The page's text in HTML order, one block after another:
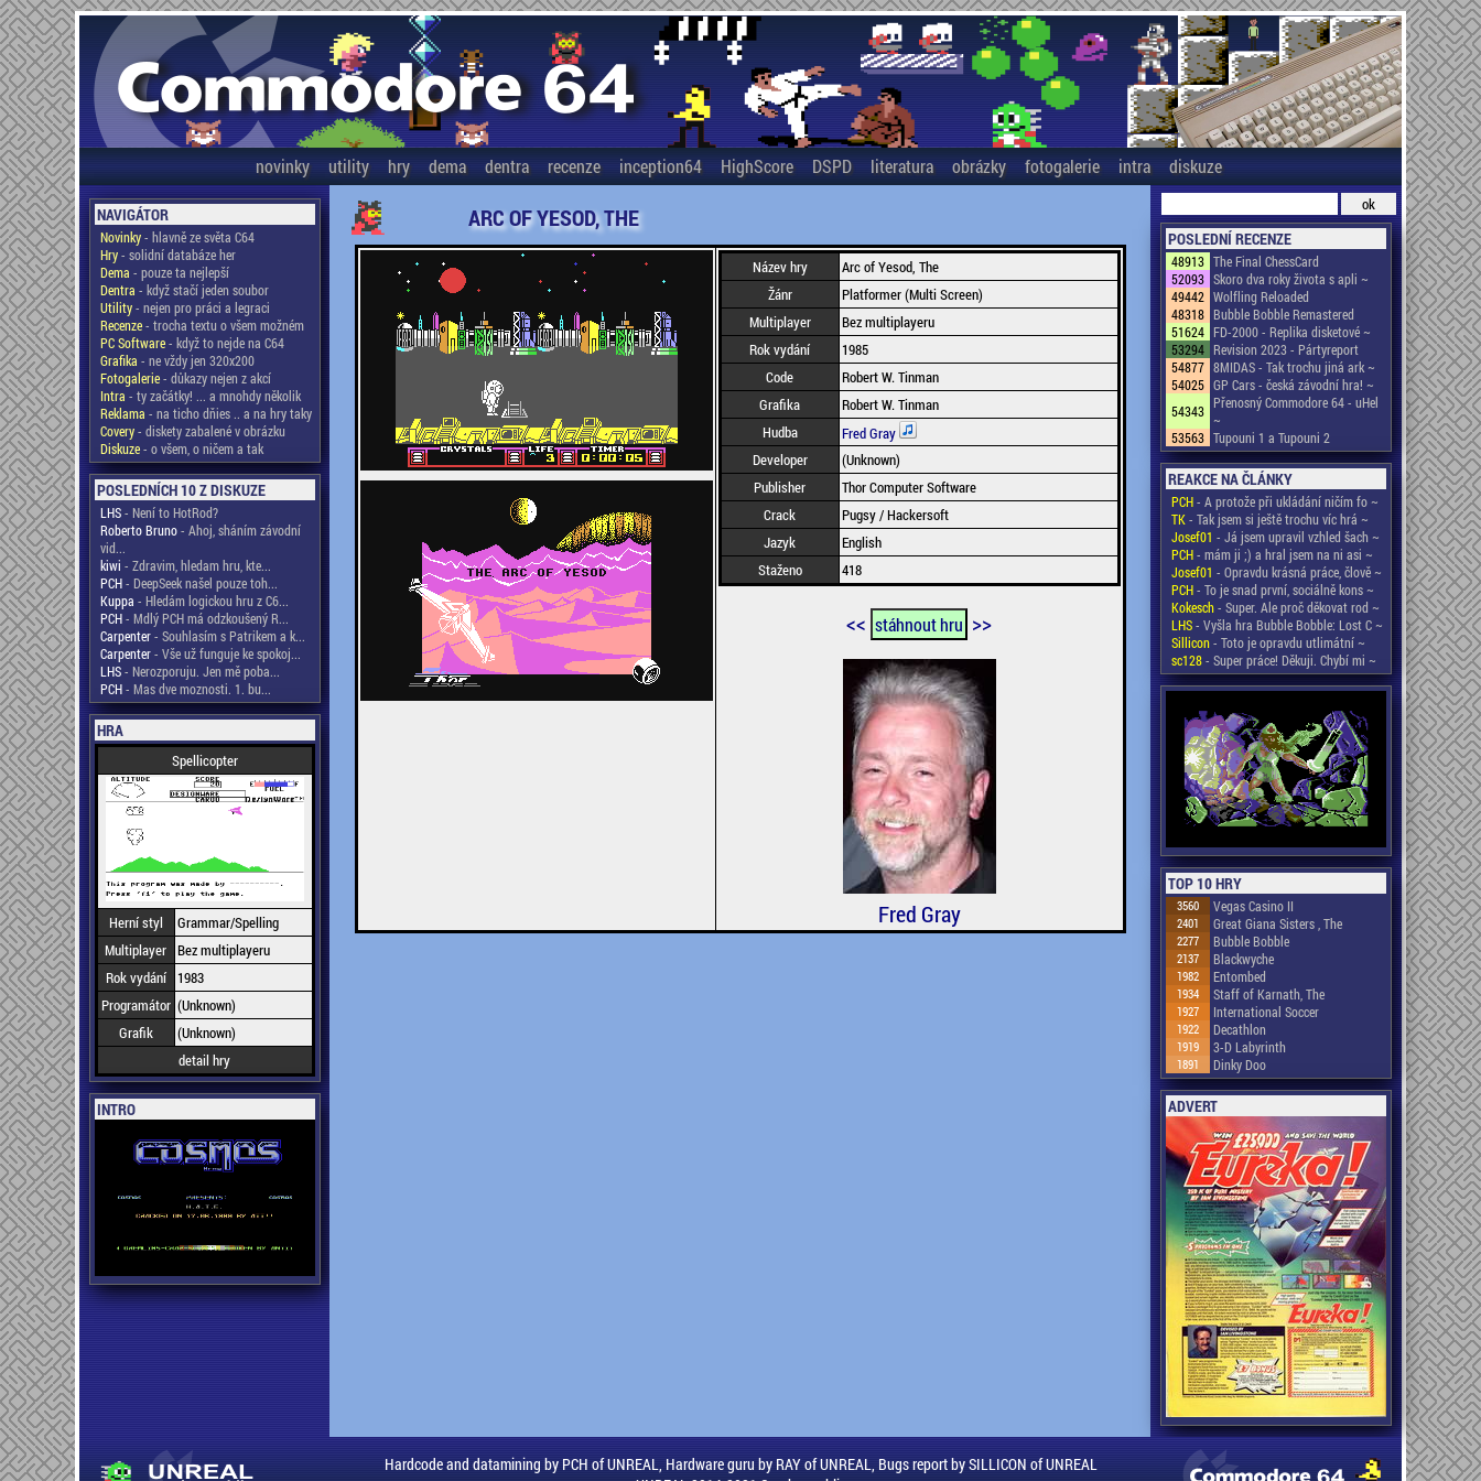
novinky utility hry dema dentra recenze inception64 HighScore DSPD literatura obrázky fotogalerie intra diskuze
NAVIGÁTOR
Novinky- hlavně ze světa C64
Hry- solidní databáze her
Dema - pouze ta nejlepší
Dentra - když stačí jeden soubor
Utility- nejen pro práci a legraci
Recenze- trocha textu o všem možném
PC Software- když to nejde na C64
Grafika - ne vždy jen 320x200
Fotogalerie- důkazy nejen z akcí
Intra - ty začátky! ... a mnohdy několik
Reklama - na ticho dňies .. a na hry taky
Covery- diskety zabalené v obrázku
Diskuze- o všem, o ničem a tak
POSLEDNÍCH 10 Z DISKUZE
LHS- Není to HotRod?
Roberto Bruno- Ahoj, sháním závodní
vid...
kiwi - Zdravim, hledam hru, kte...
PCH- DeepSeek našel pouze toh...
Kuppa - Hledám logickou hru z C6...
PCH- Mdlý PCH má odzkoušený R...
Carpenter- Souhlasím s Patrikem a k...
Carpenter- Vše už funguje ke spokoj...
LHS- Nerozporuju. Jen mě poba...
PCH- Mas dve moznosti. 1. bu...
HRA
Spellicopter
Herní styl
Grammar/Spelling
Multiplayer Bez multiplayeru
Rok vydání
1983
Programátor (Unknown)
Grafik
(Unknown)
detail hry
INTRO
ARC OF YESOD, THE
Název hry
Arc of Yesod, The
Žánr
Platformer (Multi Screen)
Multiplayer
Bez multiplayeru
Rok vydání
1985
Code
Robert W. Tinman
Grafika
Robert W. Tinman
Hudba
Fred Gray
Developer
(Unknown)
Publisher
Thor Computer Software
Crack
Pugsy / Hackersoft
Jazyk
English
Staženo
418
<< stáhnout hru >>
Fred Gray
POSLEDNÍ RECENZE
48913 The Final ChessCard
52093 Skoro dva roky života s apli ~
49442 Wolfling Reloaded
48318 Bubble Bobble Remastered
51624 FD-2000 - Replika disketové ~
53294 Revision 2023 - Pártyreport
54877 8MIDAS - Tak trochu jiná ark ~
54025 GP Cars - česká závodní hra! ~
54343 Přenosný Commodore 64 - uHel
~
53563 Tupouni 1 a Tupouni 2
REAKCE NA ČLÁNKY
PCH- A protože při ukládání ničím fo ~
TK- Tak jsem si ještě trochu víc hrá ~
Josef01 - Já jsem upravil vzhled šach ~
PCH- mám ji ;) a hral jsem na ni asi ~
Josef01 - Opravdu krásná práce, člově ~
PCH- To je snad první, sociálně kons ~
Kokesch- Super. Ale proč děkovat rod ~
LHS- Vyšla hra Bubble Bobble: Lost C ~
Sillicon- Toto je opravdu utlimátní ~
sc128- Super práce! Děkuji. Chybí mi ~
TOP 10 HRY
3560 Vegas Casino II
2401 Great Giana Sisters , The
2277 Bubble Bobble
2137 Blackwyche
1982 Entombed
1934 Staff of Karnath, The
1927 International Soccer
1922 Decathlon
1919 3-D Labyrinth
1891 Dinky Doo
ADVERT
Hardcode and datamining by PCH of UNREAL, Hardware guru by RAY of UNREAL, Bugs report by SILLICON of UNREAL